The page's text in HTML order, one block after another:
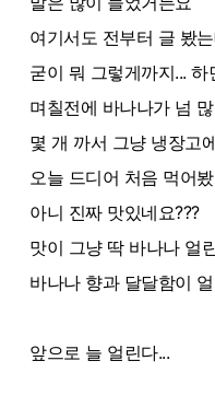
여기서도 전부터 글 봤
굳이 뭐 그렇게까지...
며칠전에 바나나가 넘
몇 개 까서 그냥 냉장고
오늘 드디어 처음 먹어
아니 진짜 맛있네요???
맛이 그냥 딱 바나나 얼
바나나 향과 달달함이
앞으로 늘 얼린다...